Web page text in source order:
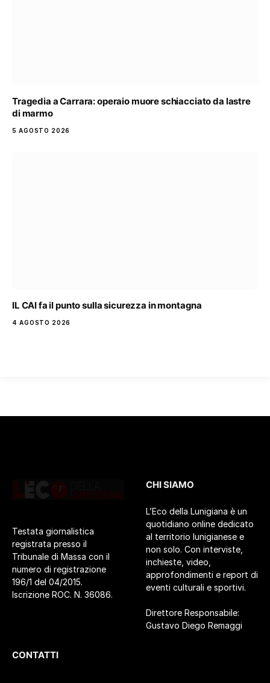
Tragedia a Carrara: operaio muore schiacciato da lastre
di marmo
5 AGOSTO 2026
IL CAI fa il punto sulla sicurezza in montagna
4 AGOSTO 2026
Testata giornalistica
registrata presso il
Tribunale di Massa con il
numero di registrazione
196/1 del 04/2015.
Iscrizione ROC. N. 36086.
CHI SIAMO
L’Eco della Lunigiana è un
quotidiano online dedicato
al territorio lunigianese e
non solo. Con interviste,
inchieste, video,
approfondimenti e report di
eventi culturali e sportivi.
Direttore Responsabile:
Gustavo Diego Remaggi
CONTATTI